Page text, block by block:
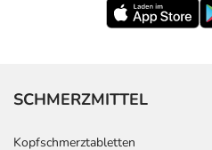
SCHMERZMITTEL
Kopfschmerztabletten